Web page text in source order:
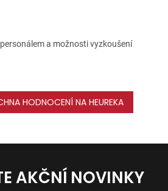
a možnosti vyzkoušení
HODNOCENÍ NA HEUREKA
AKČNÍ NOVINKY